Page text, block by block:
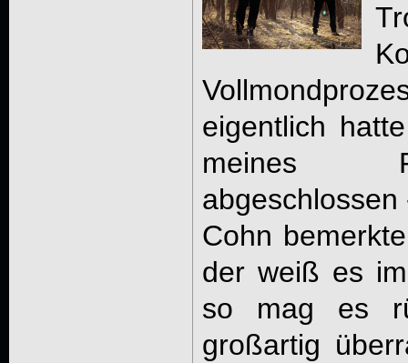
eigentlich
meines
Cohn
der weiß es
so mag es
großartig